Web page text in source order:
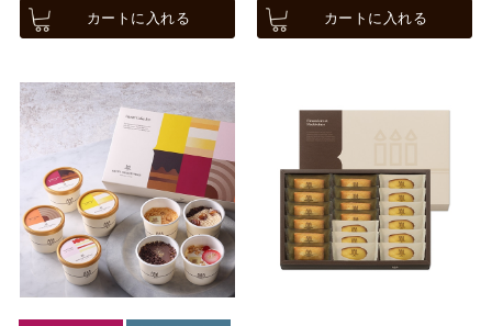
カートに入れる カートに入れる